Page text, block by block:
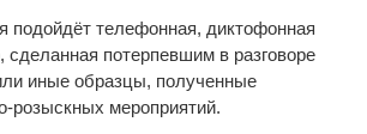
подойдёт телефонная, диктофонная
сделанная потерпевшим в разговоре
иные образцы, полученные
розыскных мероприятий.